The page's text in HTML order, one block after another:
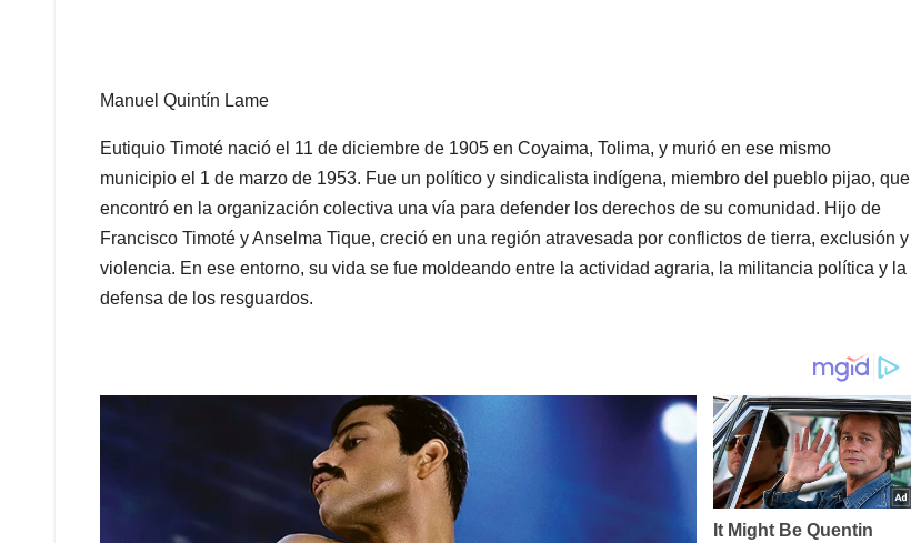
Manuel Quintín Lame
Eutiquio Timoté nació el 11 de diciembre de 1905 en Coyaima, Tolima, y murió en ese mismo
municipio el 1 de marzo de 1953. Fue un político y sindicalista indígena, miembro del pueblo pijao, que
encontró en la organización colectiva una vía para defender los derechos de su comunidad. Hijo de
Francisco Timoté y Anselma Tique, creció en una región atravesada por conflictos de tierra, exclusión y
violencia. En ese entorno, su vida se fue moldeando entre la actividad agraria, la militancia política y la
defensa de los resguardos.